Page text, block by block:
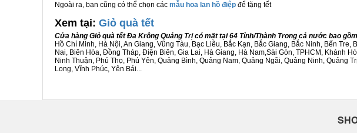
Ngoài ra, bạn cũng có thể chọn các mẫu hoa lan hồ điệp để tặng tết
Xem tại: Giỏ quà tết
Cửa hàng Giỏ quà tết Đa Krông Quảng Trị có mặt tại 64 Tỉnh/Thành Trong cả nước bao
Hồ Chí Minh, Hà Nội, An Giang, Vũng Tàu, Bạc Liêu, Bắc Kạn, Bắc Giang, Bắc Ninh, Bến
Nai, Biên Hòa, Đồng Tháp, Điện Biên, Gia Lai, Hà Giang, Hà Nam,Sài Gòn, TPHCM, Khánh
Ninh Thuận, Phú Thọ, Phú Yên, Quảng Bình, Quảng Nam, Quảng Ngãi, Quảng Ninh, Quảng
Long, Vĩnh Phúc, Yên Bái...